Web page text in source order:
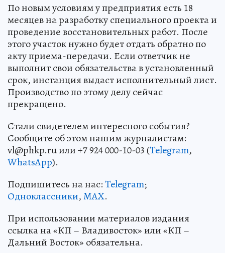
По новым условиям у предприятия есть 18
месяцев на разработку специального проекта и
проведение восстановительных работ. После
этого участок нужно будет отдать обратно по
акту приема-передачи. Если ответчик не
выполнит свои обязательства в установленный
срок, инстанция выдаст исполнительный лист.
Производство по этому делу сейчас
прекращено.
Стали свидетелем интересного события?
Сообщите об этом нашим журналистам:
vl@phkp.ru или +7 924 000-10-03 (Telegram,
WhatsApp).
Подпишитесь на нас:Telegram;
Одноклассники,MAX.
При использовании материалов издания
ссылка на «КП – Владивосток» или «КП –
Дальний Восток» обязательна.